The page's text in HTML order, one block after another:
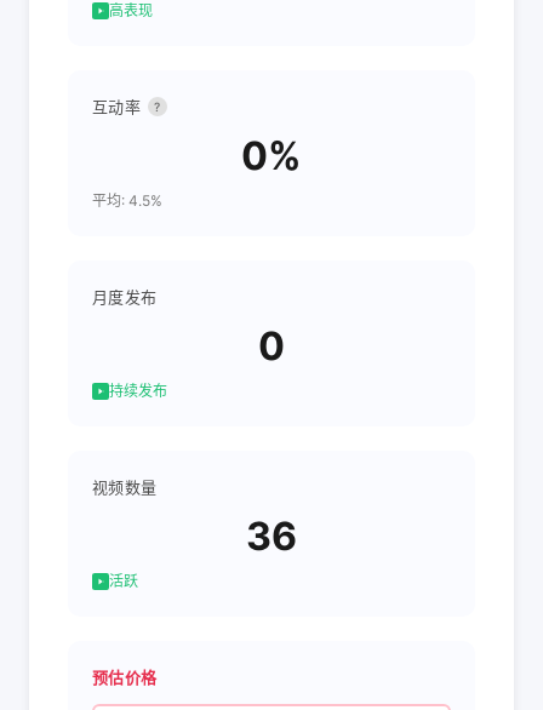
高表现
互动率 ?
0%
平均: 4.5%
月度发布
0
持续发布
视频数量
36
活跃
预估价格